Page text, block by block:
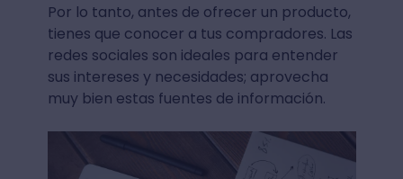
Por lo tanto, antes de ofrecer un producto,
tienes que conocer a tus compradores. Las
redes sociales son ideales para entender
sus intereses y necesidades; aprovecha
muy bien estas fuentes de información.